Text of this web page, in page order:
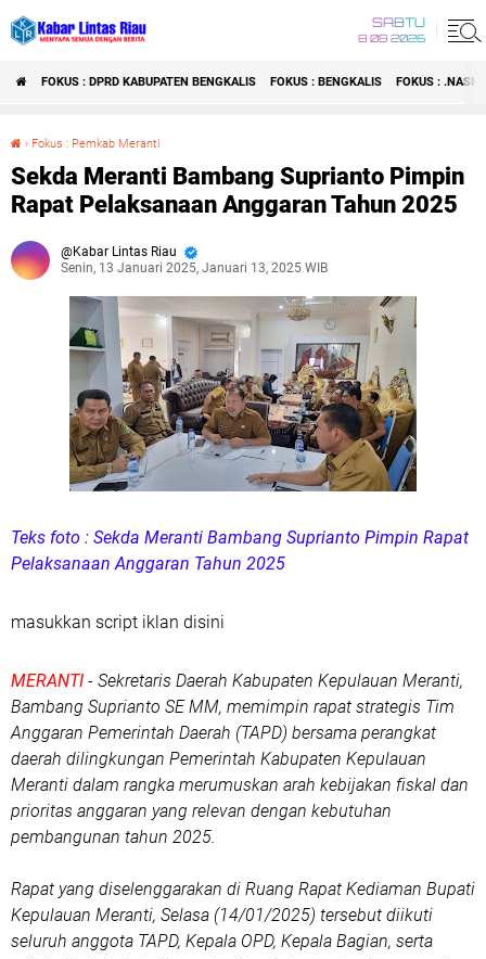
SABTU
8 08 2026
FOKUS : DPRD KABUPATEN BENGKALIS FOKUS : BENGKALIS FOKUS :
› Fokus : Pemkab Meranti
Sekda Meranti Bambang Suprianto Pimpin
Rapat Pelaksanaan Anggaran Tahun 2025
Kabar Lintas Riau
Senin, 13 Januari 2025, Januari 13, 2025 WIB
Teks foto : Sekda Meranti Bambang Suprianto Pimpin Rapat
Pelaksanaan Anggaran Tahun 2025
masukkan script iklan disini
MERANTI - Sekretaris Daerah Kabupaten Kepulauan Meranti,
Bambang Suprianto SE MM, memimpin rapat strategis Tim
Anggaran Pemerintah Daerah (TAPD) bersama perangkat
daerah dilingkungan Pemerintah Kabupaten Kepulauan
Meranti dalam rangka merumuskan arah kebijakan fiskal dan
prioritas anggaran yang relevan dengan kebutuhan
pembangunan tahun 2025.
Rapat yang diselenggarakan di Ruang Rapat Kediaman Bupati
Kepulauan Meranti, Selasa (14/01/2025) tersebut diikuti
seluruh anggota TAPD, Kepala OPD, Kepala Bagian, serta